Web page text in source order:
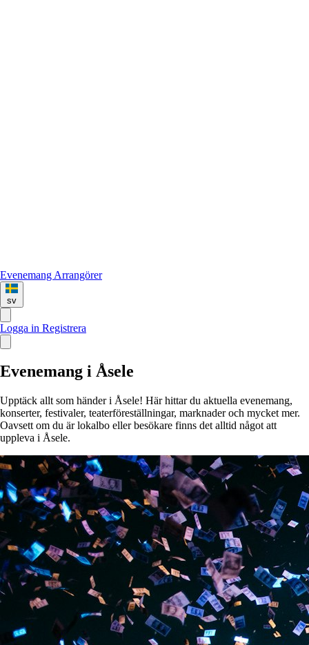
Evenemang Arrangörer
sv
Logga in Registrera
Evenemang i Åsele
Upptäck allt som händer i Åsele! Här hittar du aktuella evenemang,
konserter, festivaler, teaterföreställningar, marknader och mycket mer.
Oavsett om du är lokalbo eller besökare finns det alltid något att
uppleva i Åsele.